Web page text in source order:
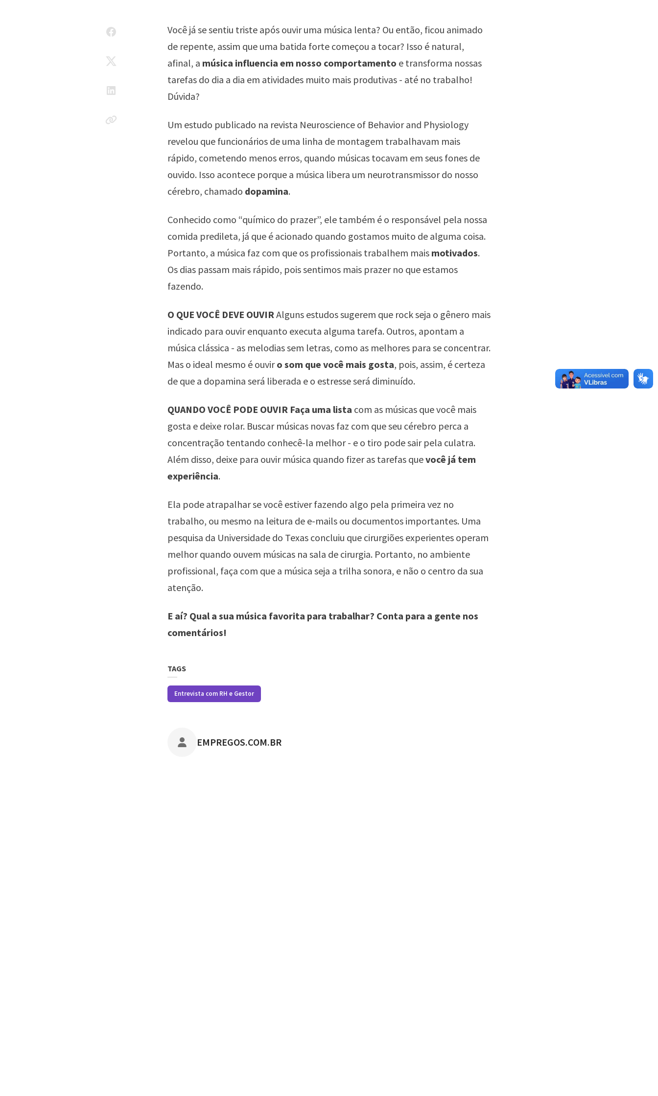
Você já se sentiu triste após ouvir uma música lenta? Ou então, ficou animado
de repente, assim que uma batida forte começou a tocar? Isso é natural,
afinal, a música influencia em nosso comportamento e transforma nossas
tarefas do dia a dia em atividades muito mais produtivas - até no trabalho!
Dúvida?
Um estudo publicado na revista Neuroscience of Behavior and Physiology
revelou que funcionários de uma linha de montagem trabalhavam mais
rápido, cometendo menos erros, quando músicas tocavam em seus fones de
ouvido. Isso acontece porque a música libera um neurotransmissor do nosso
cérebro, chamado dopamina.
Conhecido como “químico do prazer”, ele também é o responsável pela nossa
comida predileta, já que é acionado quando gostamos muito de alguma coisa.
Portanto, a música faz com que os profissionais trabalhem mais motivados.
Os dias passam mais rápido, pois sentimos mais prazer no que estamos
fazendo.
O QUE VOCÊ DEVE OUVIRAlguns estudos sugerem que rock seja o gênero mais
indicado para ouvir enquanto executa alguma tarefa. Outros, apontam a
música clássica - as melodias sem letras, como as melhores para se concentrar.
Mas o ideal mesmo é ouviro som que você mais gosta, pois, assim, é certeza
de que a dopamina será liberada e o estresse será diminuído.
QUANDO VOCÊ PODE OUVIR Faça uma lista com as músicas que você mais
gosta e deixe rolar. Buscar músicas novas faz com que seu cérebro perca a
concentração tentando conhecê-la melhor - e o tiro pode sair pela culatra.
Além disso, deixe para ouvir música quando fizer as tarefas quevocê já tem
experiência.
Ela pode atrapalhar se você estiver fazendo algo pela primeira vez no
trabalho, ou mesmo na leitura de e-mails ou documentos importantes. Uma
pesquisa da Universidade do Texas concluiu que cirurgiões experientes operam
melhor quando ouvem músicas na sala de cirurgia. Portanto, no ambiente
profissional, faça com que a música seja a trilha sonora, e não o centro da sua
atenção.
E aí? Qual a sua música favorita para trabalhar? Conta para a gente nos
comentários!
TAGS
Entrevista com RH e Gestor
POSTADO POR
EMPREGOS.COM.BR